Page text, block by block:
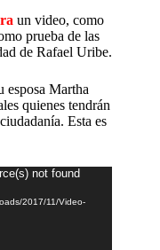
un video, como
prueba de las
de Rafael Uribe.
esposa Martha
quienes tendrán
Esta es
not found
2017/11/Video-